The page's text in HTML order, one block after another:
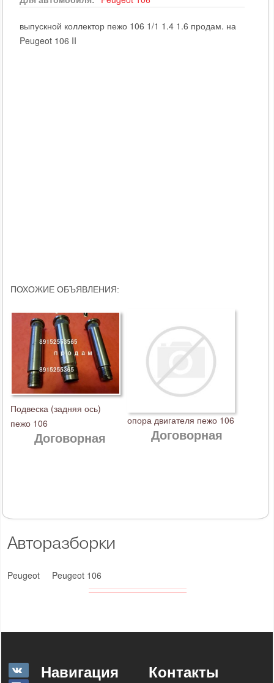
Авторазборки
Peugeot Peugeot 106
выпускной коллектор пежо 106 1/1 1.4 1.6 продам. на
Peugeot 106 II
ПОХОЖИЕ ОБЪЯВЛЕНИЯ:
Подвеска (задняя ось)
пежо 106
Договорная
опора двигателя пежо 106
Договорная
Навигация Контакты